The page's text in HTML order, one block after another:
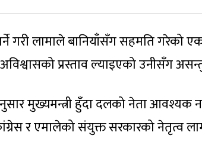
गर्ने गरी लामाले बानियाँसँग सहमति
प्रस्ताव ल्याइएको उनीसँग
मुख्यमन्त्री हुँदा दलको नेता आवश्यक
र एमालेको संयुक्त सरकारको नेतृत्व